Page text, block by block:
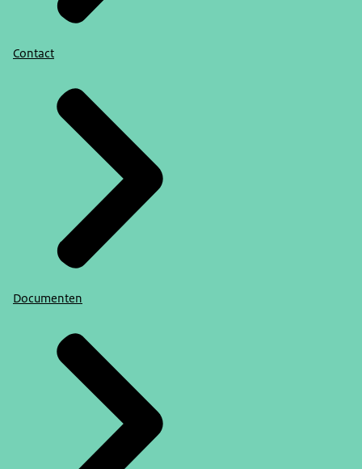
Contact
Documenten